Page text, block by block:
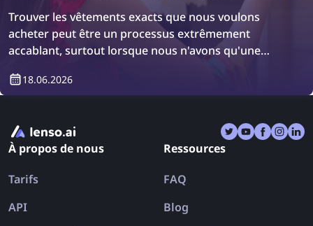
Trouver les vêtements exacts que nous voulons
acheter peut être un processus extrêmement
accablant, surtout lorsque nous n'avons qu'une
les moteurs de recherche d'images inversées !
18.06.2026
À propos de nous
Tarifs
API
Ressources
FAQ
Blog